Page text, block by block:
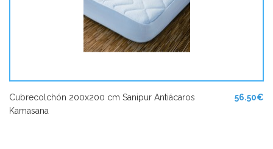
56.50€
Cubrecolchón 200x200 cm Sanipur Antiácaros
Kamasana